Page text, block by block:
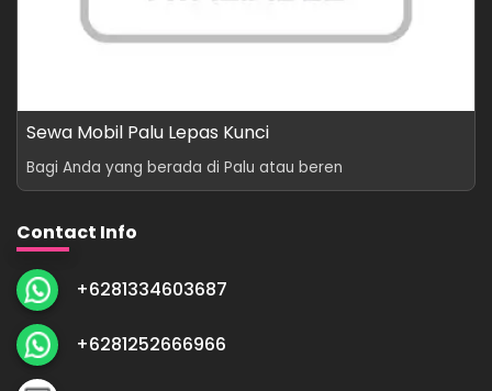
Sewa Mobil Palu Lepas Kunci
Bagi Anda yang berada di Palu atau beren
Contact Info
+6281334603687
+6281252666966